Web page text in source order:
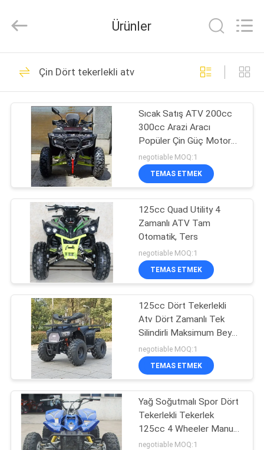
ÜRÜN:%
HAKKIMIZDA
FABRIKA
TURU
KALITE
KONTROL
BIZIMLE
ILETIŞIME
GEÇIN
BIR
TEKLIF
ISTEĞI
Vehicle
Co.,Ltd.
Reserved.
Dört tekerlekli atv
32
ATV Quad Bisiklet
27
Ticari Araçlar ATV
Ürünler
Çin Dört tekerlekli atv
Sıcak Satış ATV 200cc
300cc Arazi Aracı
Popüler Çin Güç Motor
Tekerlekleri Fren
Şanzıman Otomatik
negotiable MOQ:1
TEMAS ETMEK
125cc Quad Utility 4
Zamanlı ATV Tam
Otomatik, Ters
negotiable MOQ:1
TEMAS ETMEK
125cc Dört Tekerlekli
Atv Dört Zamanlı Tek
Silindirli Maksimum Beygir
Gücü 8.0kw 9500r / Min
negotiable MOQ:1
TEMAS ETMEK
Yağ Soğutmalı Spor Dört
Tekerlekli Tekerlek
125cc 4 Wheeler Manuel
Debriyaj 7.9hp / 7000rpm
negotiable MOQ:1